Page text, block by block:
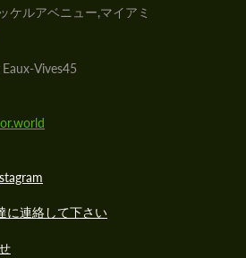
ケルアベニュー,マイアミ
Vives45
に連絡して下さい